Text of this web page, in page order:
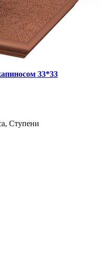
BROWN
Ступени
33*33